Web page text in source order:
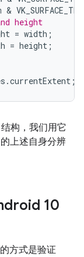
&
height
= width ;
= height ;
.currentExtent ;
结构，我们用它
上述自身分辨
10
方式是验证